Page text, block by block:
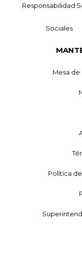
Responsabilidad
Sociales
Mesa
Política